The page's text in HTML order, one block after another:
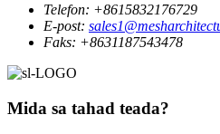
Telefon: +8615832176729
E-post:
Faks: +8631187543478
Mida sa tahad teada?